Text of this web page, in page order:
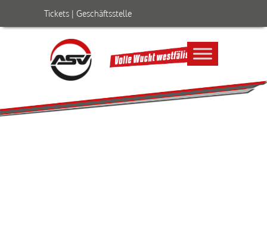
Tickets | Geschäftsstelle